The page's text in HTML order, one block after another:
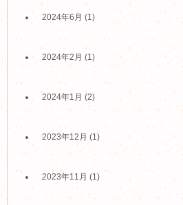
2024年6月 (1)
2024年2月 (1)
2024年1月 (2)
2023年12月 (1)
2023年11月 (1)